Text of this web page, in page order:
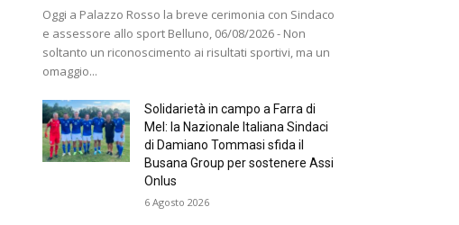
Oggi a Palazzo Rosso la breve cerimonia con Sindaco
e assessore allo sport Belluno, 06/08/2026 - Non
soltanto un riconoscimento ai risultati sportivi, ma un
omaggio...
Solidarietà in campo a Farra di
Mel: la Nazionale Italiana Sindaci
di Damiano Tommasi sfida il
Busana Group per sostenere Assi
Onlus
6 Agosto 2026